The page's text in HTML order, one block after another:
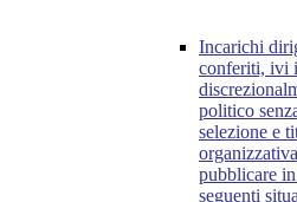
Incarichi
conferiti, ivi
politico
selezione e
pubblicare
seguenti